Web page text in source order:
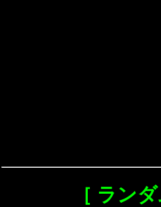
［ ラン